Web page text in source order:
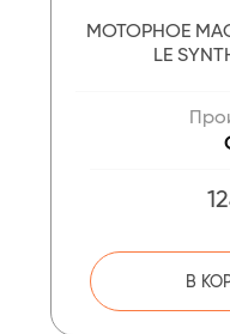
МОТОРНОЕ
LE
В